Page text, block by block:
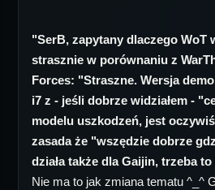
"SerB, zapytany dlaczego WoT
strasznie w porównaniu z
Forces: "Straszne. Wersja
i7 z - jeśli dobrze widziałem -
modelu uszkodzeń, jest
zasada że "wszędzie dobrze
działa także dla Gaijin, trzeba
Nie ma to jak zmiana tematu ^_^